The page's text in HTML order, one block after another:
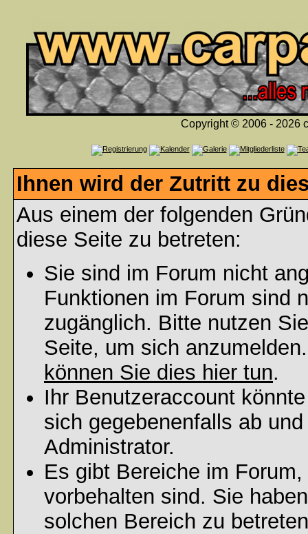
Copyright © 2006 - 2026
Ihnen wird der Zutritt zu
Aus einem der folgenden
diese Seite zu betreten:
Sie sind im Forum nicht
Funktionen im Forum sind
zugänglich. Bitte nutzen
Seite, um sich
können Sie dies hier tun.
Ihr Benutzeraccount
sich gegebenenfalls ab
Administrator.
Es gibt Bereiche im
vorbehalten sind. Sie
solchen Bereich zu